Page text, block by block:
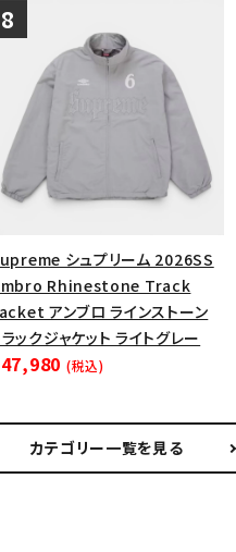
シュプリーム 2026SS
Rhinestone Track
アンブロ ラインストーン
ラックジャケット ライトグレー
(税込)
カテゴリー一覧を見る